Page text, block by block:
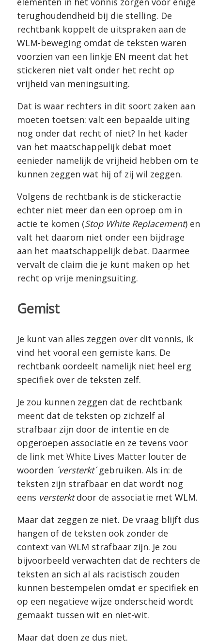
terughoudendheid bij die stelling. De
rechtbank koppelt de uitspraken aan de
WLM-beweging omdat de teksten waren
voorzien van een linkje EN meent dat het
stickeren niet valt onder het recht op
vrijheid van meningsuiting.
Dat is waar rechters in dit soort zaken aan
moeten toetsen: valt een bepaalde uiting
nog onder dat recht of niet? In het kader
van het maatschappelijk debat moet
eenieder namelijk de vrijheid hebben om te
kunnen zeggen wat hij of zij wil zeggen.
Volgens de rechtbank is de stickeractie
echter niet meer dan een oproep om in
actie te komen (Stop White Replacement) en
valt het daarom niet onder een bijdrage
aan het maatschappelijk debat. Daarmee
vervalt de claim die je kunt maken op het
recht op vrije meningsuiting.
Gemist
Je kunt van alles zeggen over dit vonnis, ik
vind het vooral een gemiste kans. De
rechtbank oordeelt namelijk niet heel erg
specifiek over de teksten zelf.
Je zou kunnen zeggen dat de rechtbank
meent dat de teksten op zichzelf al
strafbaar zijn door de intentie en de
opgeroepen associatie en ze tevens voor
de link met White Lives Matter louter de
woorden ´versterkt´gebruiken. Als in: de
teksten zijn strafbaar en dat wordt nog
eens versterktdoor de associatie met WLM.
Maar dat zeggen ze niet. De vraag blijft dus
hangen of de teksten ook zonder de
context van WLM strafbaar zijn. Je zou
bijvoorbeeld verwachten dat de rechters de
teksten an sich al als racistisch zouden
kunnen bestempelen omdat er specifiek en
op een negatieve wijze onderscheid wordt
gemaakt tussen wit en niet-wit.
Maar dat doen ze dus niet.